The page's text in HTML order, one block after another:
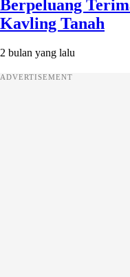
Berpeluang
Kavling Tanah
2 bulan yang lalu
ADVERTISEMENT